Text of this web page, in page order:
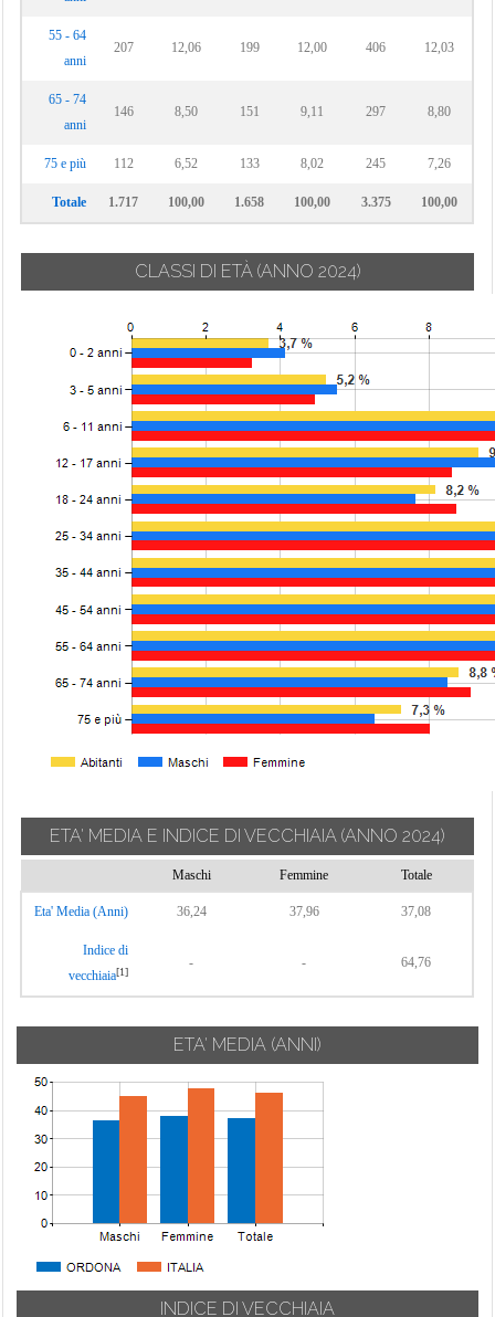
55 - 64
anni
207 12,06 199 12,00 406 12,03
65 - 74
anni
146 8,50 151 9,11 297 8,80
75 e più 112 6,52 133 8,02 245 7,26
Totale 1.717 100,00 1.658 100,00 3.375 100,00
CLASSI DI ETÀ (ANNO 2024)
ETA' MEDIA E INDICE DI VECCHIAIA (ANNO 2024)
Maschi Femmine Totale
Eta' Media (Anni) 36,24 37,96 37,08
Indice di
vecchiaia[1]
- - 64,76
ETA' MEDIA (ANNI)
INDICE DI VECCHIAIA